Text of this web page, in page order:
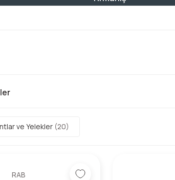
ve Yelekler (20)
RAB